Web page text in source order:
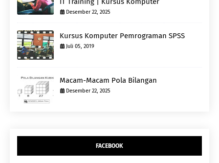
Desember 22, 2025
Kursus Komputer Pemrograman SPSS
Juli 05, 2019
Macam-Macam Pola Bilangan
Desember 22, 2025
FACEBOOK